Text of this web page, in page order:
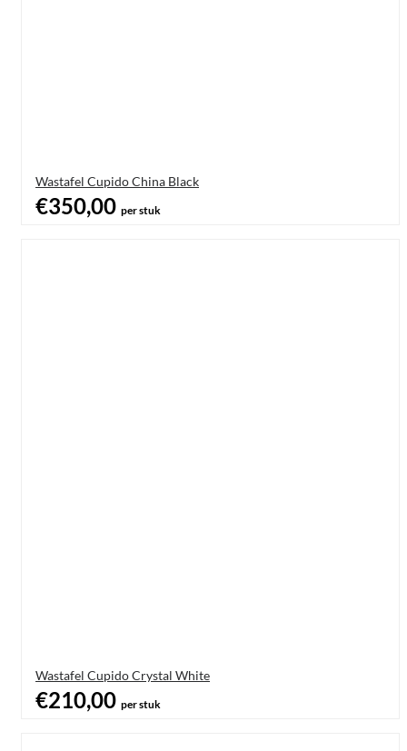
Wastafel Cupido China Black
€350,00 per stuk
Wastafel Cupido Crystal White
€210,00 per stuk